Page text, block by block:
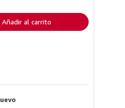
Añadir al carrito